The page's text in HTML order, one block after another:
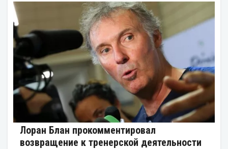
Лоран Блан прокомментировал
возвращение к тренерской деятельности